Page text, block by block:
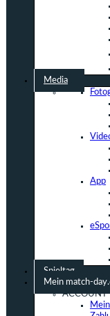
Media
App
Spieltag
Mein match-
ACCOUNT